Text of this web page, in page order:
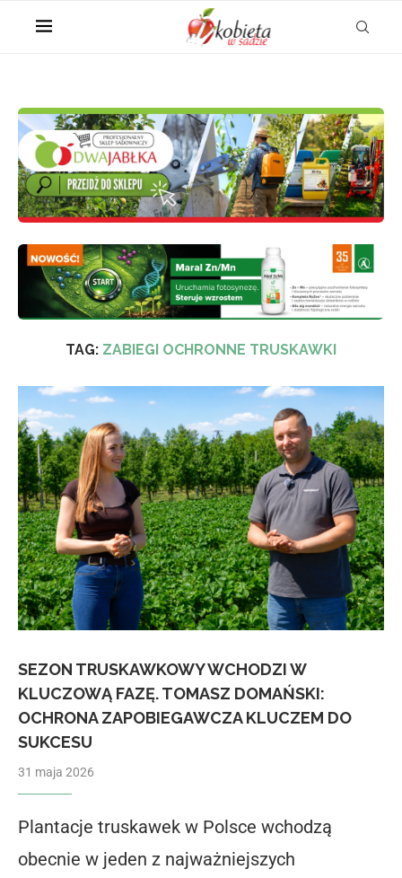
TAG: ZABIEGI OCHRONNE TRUSKAWKI
SEZON TRUSKAWKOWY WCHODZI W
KLUCZOWĄ FAZĘ. TOMASZ DOMAŃSKI:
OCHRONA ZAPOBIEGAWCZA KLUCZEM DO
SUKCESU
31 maja 2026
Plantacje truskawek w Polsce wchodzą
obecnie w jeden z najważniejszych